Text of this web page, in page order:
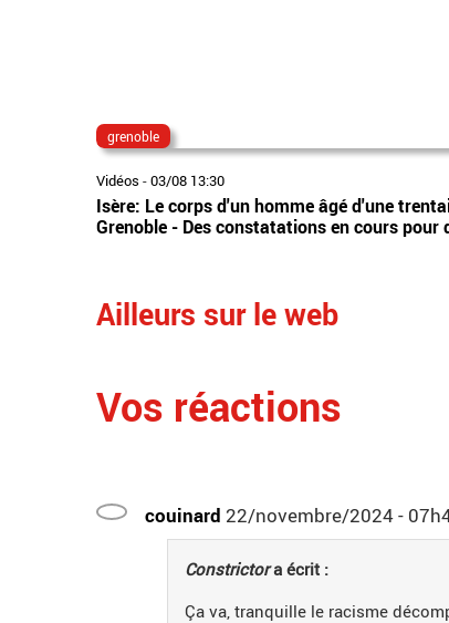
grenoble
Vidéos -03/08 13:30
Isère: Le corps d'un homme âgé d'une
Grenoble - Des constatations en cours pour
Ailleurs sur le web
Vos réactions
couinard 22/novembre/2024 -
Constrictora écrit :
Ça va, tranquille le racisme